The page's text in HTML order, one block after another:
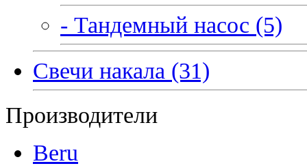
- Тандемный насос (5)
Свечи накала (31)
Производители
Beru